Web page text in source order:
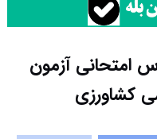
امتحانی آزمون
کشاورزی